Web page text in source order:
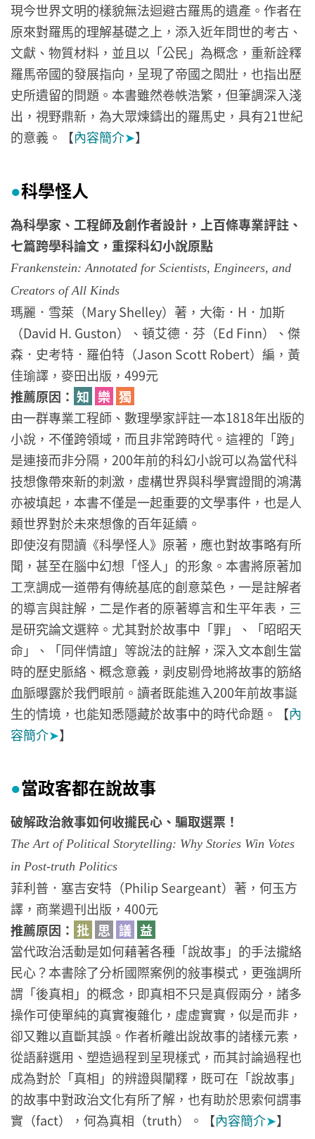
現今世界文明的樣貌無法迴避古羅馬的遺產。作者在
原來對羅馬的理解基礎之上，添入近年問世的考古、
文獻、物質材料，並且以「公民」為概念，重新詮釋
羅馬帝國的發展指向，呈現了帝國之閎壯，也指出歷
史所遺留的問題。本書雖然卷帙浩繁，但筆調深入淺
出，視野鼎新，為大眾煉鑄出的羅馬史，具有21世紀
的意義。【內容簡介➤】
●科學怪人
為科學家、工程師及創作者設計，上百條專業評註、
七篇跨學科論文，重探科幻小說原點
Frankenstein: Annotated for Scientists, Engineers, and
Creators of All Kinds
瑪麗．雪萊（Mary Shelley）著，大衛．H．加斯
（David H. Guston）、頓艾德．芬（Ed Finn）、傑
森．史考特．羅伯特（Jason Scott Robert）編，黃
佳瑜譯，麥田出版，499元
推薦原因： 知 樂 獨
由一群專業工程師、數理學家評註一本1818年出版的
小說，不僅跨領域，而且非常跨時代。這裡的「跨」
是連接而非分隔，200年前的科幻小說可以為當代科
技想像帶來新的刺激，虛構世界與科學實證間的鴻溝
亦被填起，本書不僅是一起重要的文學事件，也是人
類世界對於未來想像的百年延續。
即使沒有閱讀《科學怪人》原著，應也對故事略有所
聞，甚至在腦中幻想「怪人」的形象。本書將原著加
工烹調成一道帶有傳統基底的創意菜色，一是註解者
的導言與註解，二是作者的原著導言和生平年表，三
是研究論文選粹。尤其對於故事中「罪」、「昭昭天
命」、「同伴情誼」等說法的註解，深入文本創生當
時的歷史脈絡、概念意義，剥皮剔骨地將故事的筋絡
血脈曝露於我們眼前。讀者既能進入200年前故事誕
生的情境，也能知悉隱藏於故事中的時代命題。【內
容簡介➤】
●當政客都在說故事
破解政治敘事如何收攏民心、騙取選票！
The Art of Political Storytelling: Why Stories Win Votes
in Post-truth Politics
菲利普．塞吉安特（Philip Seargeant）著，何玉方
譯，商業週刊出版，400元
推薦原因： 批 思 議 益
當代政治活動是如何藉著各種「說故事」的手法攏絡
民心？本書除了分析國際案例的敍事模式，更強調所
謂「後真相」的概念，即真相不只是真假兩分，諸多
操作可使單純的真實複雜化，虛虛實實，似是而非，
卻又難以直斷其誤。作者析離出說故事的諸樣元素，
從語辭選用、塑造過程到呈現樣式，而其討論過程也
成為對於「真相」的辨證與闡釋，既可在「說故事」
的故事中對政治文化有所了解，也有助於思索何謂事
實（fact），何為真相（truth）。【內容簡介➤】